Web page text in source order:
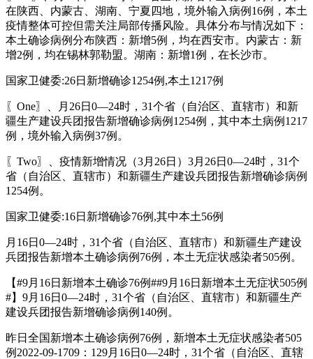
在陕西、内蒙古、湖南、宁夏四地，境外输入病例16例，本土
疫情整体可控但需关注局部传播风险。具体分布与情况如下：
本土确诊病例分布陕西：新增5例，均在西安市。内蒙古：新
增2例，均在锡林郭勒盟。湖南：新增1例，在长沙市。
国家卫健委:26日新增确诊1254例,本土1217例
〖One〗、月26日0—24时，31个省（自治区、直辖市）和新
疆生产建设兵团报告新增确诊病例1254例，其中本土病例1217
例，境外输入病例37例。
〖Two〗、疫情新增情况（3月26日）3月26日0—24时，31个
省（自治区、直辖市）和新疆生产建设兵团报告新增确诊病例
1254例。
国家卫健委:16日新增确诊76例,其中本土56例
月16日0—24时，31个省（自治区、直辖市）和新疆生产建设
兵团报告新增本土确诊病例76例，本土无症状感染者505例。
【#9月16日新增本土确诊76例##9月16日新增本土无症状505例
#】9月16日0—24时，31个省（自治区、直辖市）和新疆生产
建设兵团报告新增确诊病例140例。
昨日全国新增本土确诊病例76例，新增本土无症状感染者505
例2022-09-1709：129月16日0—24时，31个省（自治区、直辖